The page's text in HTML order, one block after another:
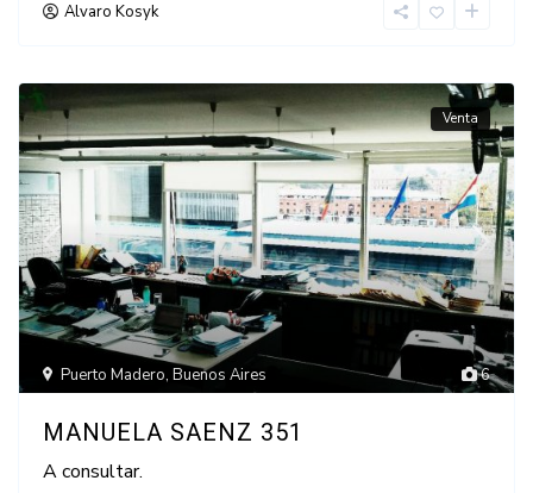
Alvaro Kosyk
6
Puerto Madero,Buenos Aires
Venta
MANUELA SAENZ 351
A consultar.